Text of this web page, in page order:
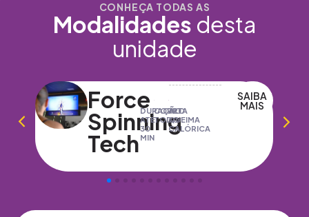
CONHEÇA TODAS AS
Modalidades desta
unidade
Force
RelaxDURAÇÃO
ATÉ
45
MIN
CORPO
TODO
SAIBA
MAIS